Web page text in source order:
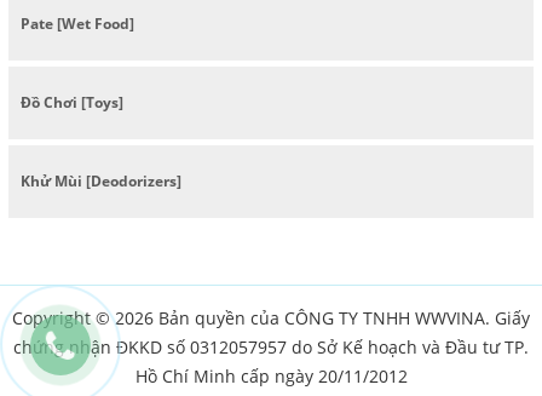
Pate [Wet Food]
Đồ Chơi [Toys]
Khử Mùi [Deodorizers]
Copyright © 2026 Bản quyền của CÔNG TY TNHH WWVINA. Giấy
chứng nhận ĐKKD số 0312057957 do Sở Kế hoạch và Đầu tư TP.
Hồ Chí Minh cấp ngày 20/11/2012